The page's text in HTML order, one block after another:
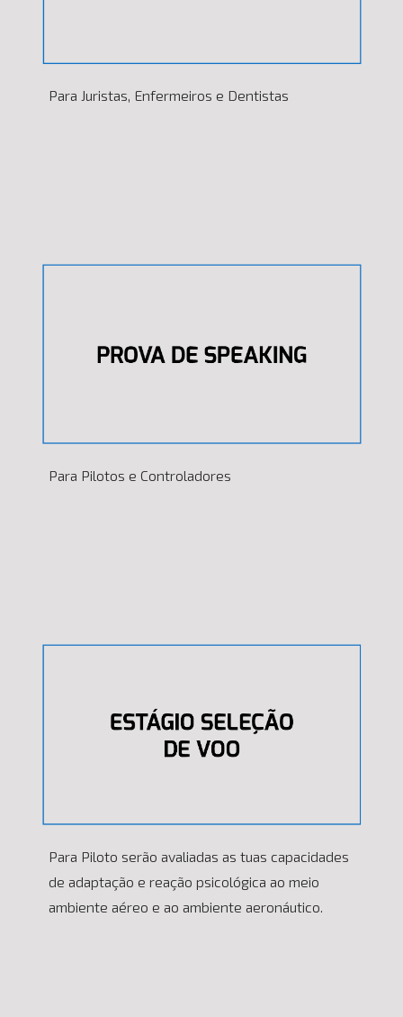
Para Juristas, Enfermeiros e Dentistas
Para Pilotos e Controladores
Para Piloto serão avaliadas as tuas capacidades
de adaptação e reação psicológica ao meio
ambiente aéreo e ao ambiente aeronáutico.